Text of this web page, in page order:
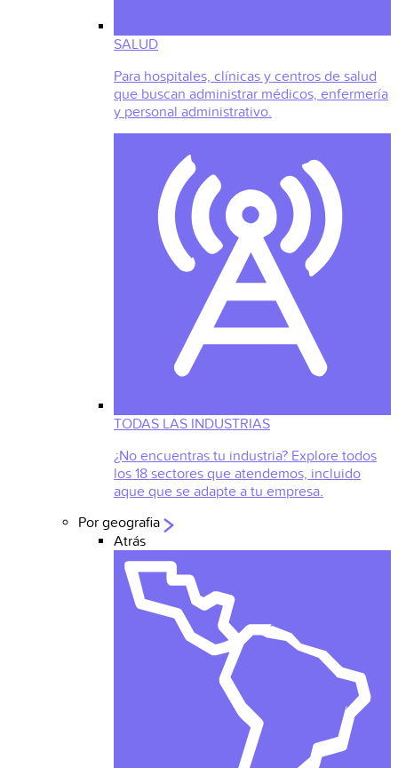
SALUD
Para hospitales, clínicas y centros de salud
que buscan administrar médicos, enfermería
y personal administrativo.
TODAS LAS INDUSTRIAS
¿No encuentras tu industria? Explore todos
los 18 sectores que atendemos, incluido
aque que se adapte a tu empresa.
Por geografia
Atrás